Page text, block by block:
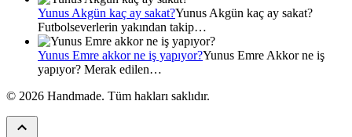
Yunus Akgün kaç ay sakat?Yunus Akgün kaç ay sakat?
Futbolseverlerin yakından takip…
Yunus Emre akkor ne iş yapıyor?Yunus Emre Akkor ne iş
yapıyor? Merak edilen…
© 2026 Handmade. Tüm hakları saklıdır.